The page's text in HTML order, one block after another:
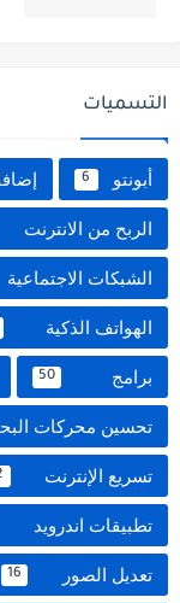
التسميات
أبونتو 6
الربح من الانترنت
الشبكات الاجتماعية
الهواتف الذكية
برامج 50
تحسين محركات
تسريع الإنترنت
تطبيقات اندرويد
تعديل الصور 16